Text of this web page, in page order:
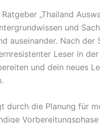
Ratgeber „Thailand
und
auseinander. Nach
Leser in
und dein neues
durch die Planung für